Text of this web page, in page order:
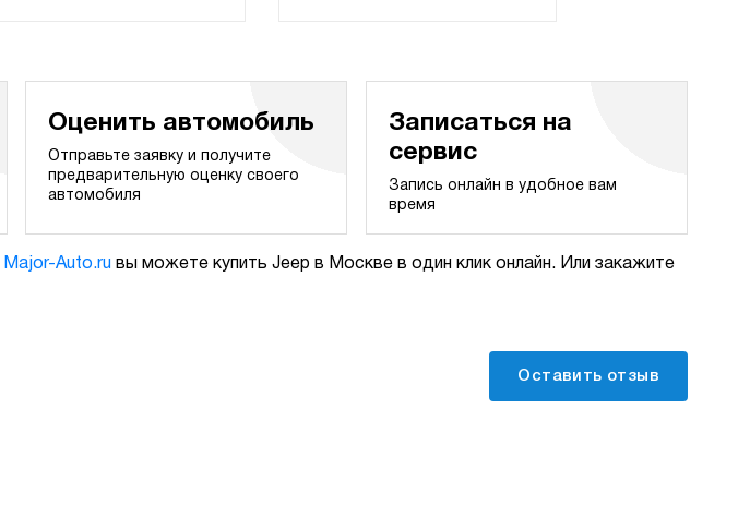
Оценить автомобиль
Отправьте заявку и получите
предварительную оценку своего
автомобиля
Записаться на
сервис
Запись онлайн в удобное вам
время
Major-Auto.ru вы можете купить Jeep в Москве в один клик онлайн. Или закажите
Оставить отзыв